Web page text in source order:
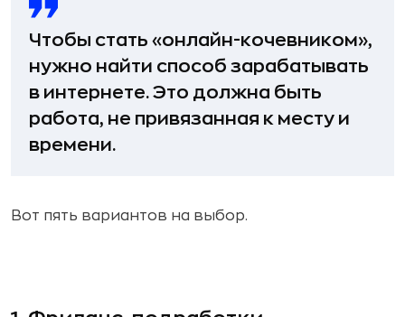
Чтобы стать «онлайн-кочевником»,
нужно найти способ зарабатывать
в интернете. Это должна быть
работа, не привязанная к месту и
времени.
Вот пять вариантов на выбор.